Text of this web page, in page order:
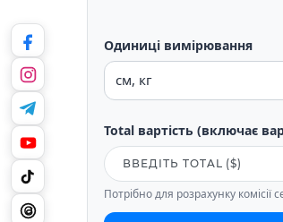
Одиниці вимірювання
Total вартість (включає
Потрібно для розрахунку